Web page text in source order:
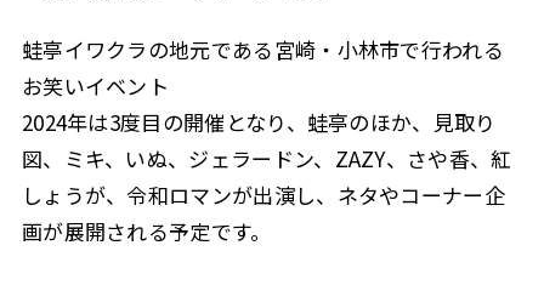
蛙亭イワクラの地元である宮崎・小林市で行われる
お笑いイベント
2024年は3度目の開催となり、蛙亭のほか、見取り
図、ミキ、いぬ、ジェラードン、ZAZY、さや香、紅
しょうが、令和ロマンが出演し、ネタやコーナー企
画が展開される予定です。